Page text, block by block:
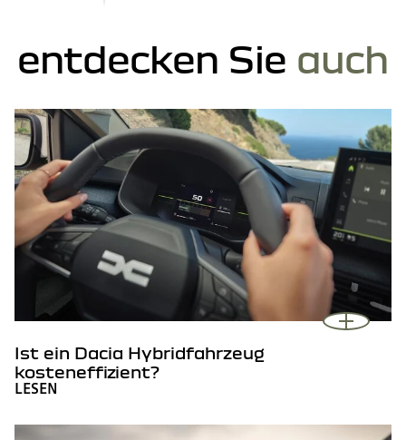
entdecken Sie auch
Ist ein Dacia Hybridfahrzeug
kosteneffizient?
LESEN